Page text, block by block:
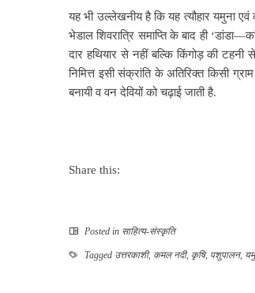
यह भी उल्लेखनीय है कि यह त्यौहार यमुना एवं
भेडाल शिवरात्रि समाप्ति के बाद ही
दार हथियार से नहीं बल्कि किंगोड़ की
निमित्त इसी संक्रांति के अतिरिक्त किसी
बनायी व वन देवियों को चढ़ाई जाती है.
Share this:
Posted in साहित्‍य-संस्कृति
Tagged उत्तरकाशी, कमल नदी, कृषि, पशुपालन,